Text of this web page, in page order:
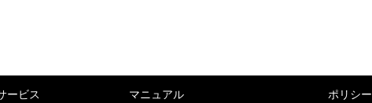
ービス マニュアル ポリシー